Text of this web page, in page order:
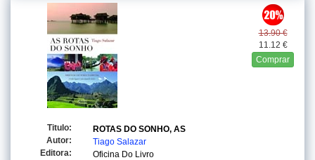
13.90 €
11.12 €
Comprar
Titulo:
ROTAS DO SONHO, AS
Autor:
Tiago Salazar
Editora:
Oficina Do Livro